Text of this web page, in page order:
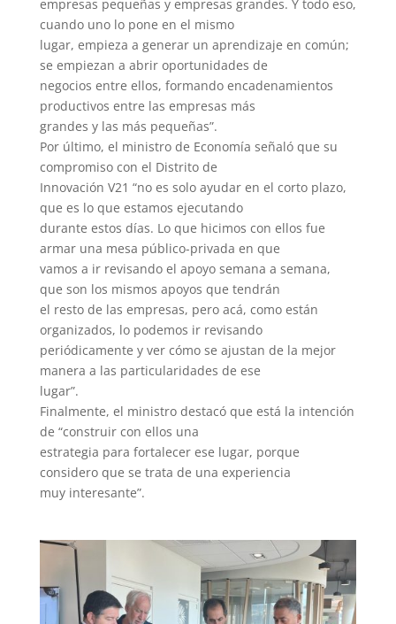
empresas pequeñas y empresas grandes. Y todo eso,
cuando uno lo pone en el mismo
lugar, empieza a generar un aprendizaje en común;
se empiezan a abrir oportunidades de
negocios entre ellos, formando encadenamientos
productivos entre las empresas más
grandes y las más pequeñas”.
Por último, el ministro de Economía señaló que su
compromiso con el Distrito de
Innovación V21 “no es solo ayudar en el corto plazo,
que es lo que estamos ejecutando
durante estos días. Lo que hicimos con ellos fue
armar una mesa público-privada en que
vamos a ir revisando el apoyo semana a semana,
que son los mismos apoyos que tendrán
el resto de las empresas, pero acá, como están
organizados, lo podemos ir revisando
periódicamente y ver cómo se ajustan de la mejor
manera a las particularidades de ese
lugar”.
Finalmente, el ministro destacó que está la intención
de “construir con ellos una
estrategia para fortalecer ese lugar, porque
considero que se trata de una experiencia
muy interesante”.